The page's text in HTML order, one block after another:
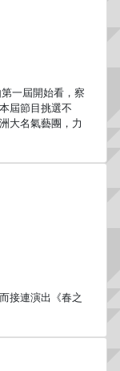
一屆開始看，察
屆節目挑選不
大名氣藝團，力
接連演出《春之